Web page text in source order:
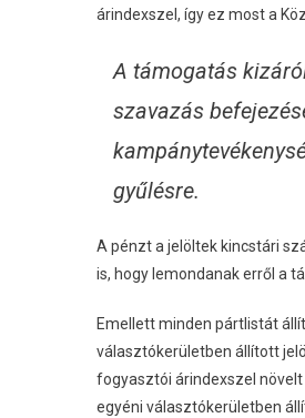
árindexszel, így ez most a
A támogatás
szavazás
gyűlésre.
A pénzt a jelöltek kincstári
is, hogy lemondanak erről a
Emellett minden pártlistát
választókerületben állított
fogyasztói árindexszel
egyéni választókerületben